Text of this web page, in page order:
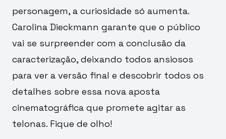
personagem, a curiosidade só aumenta.
Carolina Dieckmann garante que o público
vai se surpreender com a conclusão da
caracterização, deixando todos ansiosos
para ver a versão final e descobrir todos os
detalhes sobre essa nova aposta
cinematográfica que promete agitar as
telonas. Fique de olho!